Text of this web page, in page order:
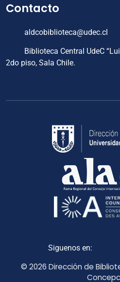
Contacto
aldcobiblioteca@udec.cl
Biblioteca Central UdeC
2do piso, Sala Chile.
Siguenos en:
© 2026 Dirección de